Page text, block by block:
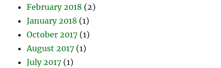
February 2018 (2)
January 2018 (1)
October 2017 (1)
August 2017 (1)
July 2017 (1)